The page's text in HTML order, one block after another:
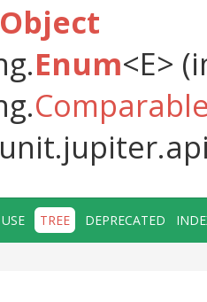
Object
Enum<E>
USE TREE DEPRECATED